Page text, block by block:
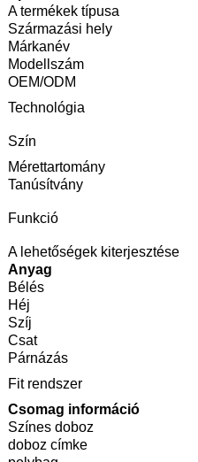
A termékek típusa
Származási hely
Márkanév
Modellszám
OEM/ODM
Technológia
Szín
Mérettartomány
Tanúsítvány
Funkció
A lehetőségek kiterjesztése
Anyag
Bélés
Héj
Szíj
Csat
Párnázás
Fit rendszer
Csomag információ
Színes doboz
doboz címke